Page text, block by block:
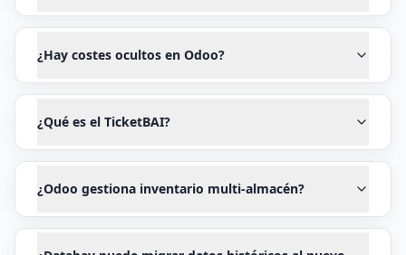
¿Hay costes ocultos en Odoo?
¿Qué es el TicketBAI?
¿Odoo gestiona inventario multi-almacén?